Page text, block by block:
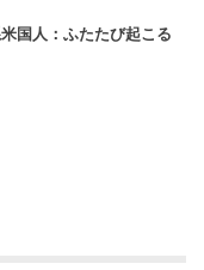
国人：ふたたび起こる